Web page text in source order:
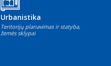
Urbanistika
Teritorijų planavimas ir statyba,
žemės sklypai